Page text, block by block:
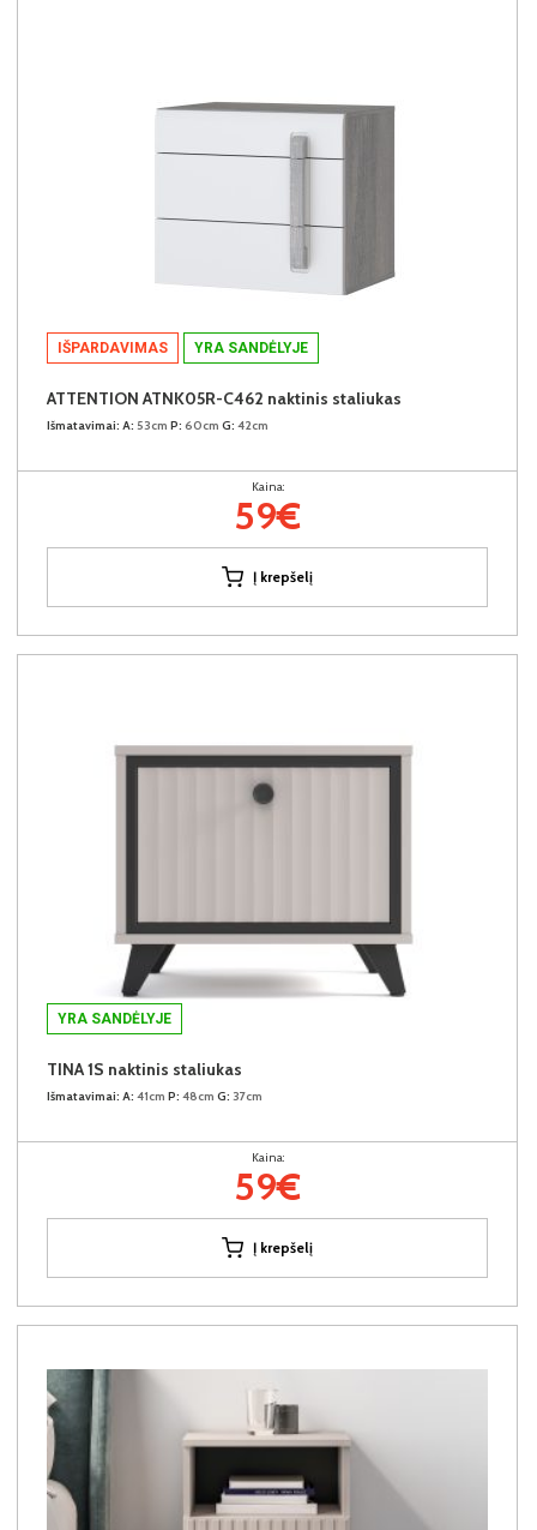
IŠPARDAVIMAS YRA SANDĖLYJE
ATTENTION ATNK05R-C462 naktinis staliukas
Išmatavimai: A: 53cm P: 60cm G: 42cm
Kaina:
59€
Į krepšelį
YRA SANDĖLYJE
TINA 1S naktinis staliukas
Išmatavimai: A: 41cm P: 48cm G: 37cm
Kaina:
59€
Į krepšelį